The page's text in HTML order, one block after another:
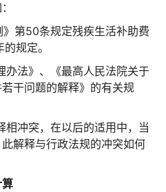
第50条规定残疾生活补助费
规定。
办法》、《最高人民法院关于
干问题的解释》的有关规
冲突，在以后的适用中，当
解释与行政法规的冲突如何